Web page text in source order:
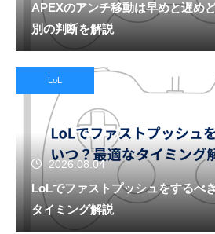
APEXのアンチ移動は早めと遅め
別の判断を解説
LoL
2026.08.04
LoLでファストプッシュをするべ
タイミング解説